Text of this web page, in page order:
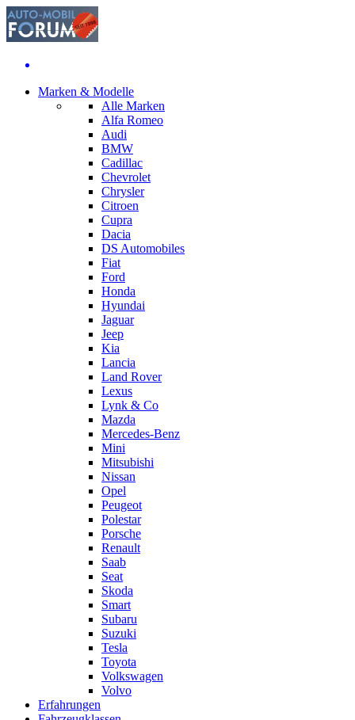
Marken & Modelle
Alle Marken
Alfa Romeo
Audi
BMW
Cadillac
Chevrolet
Chrysler
Citroen
Cupra
Dacia
DS Automobiles
Fiat
Ford
Honda
Hyundai
Jaguar
Jeep
Kia
Lancia
Land Rover
Lexus
Lynk & Co
Mazda
Mercedes-Benz
Mini
Mitsubishi
Nissan
Opel
Peugeot
Polestar
Porsche
Renault
Saab
Seat
Skoda
Smart
Subaru
Suzuki
Tesla
Toyota
Volkswagen
Volvo
Erfahrungen